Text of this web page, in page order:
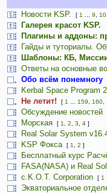
Новости KSP. [ 1 9 10
Галерея красот KSP.
Плагины и аддоны:
Гайды и туториалы.
Шаблоны: КБ,
Ответы на основные
Обо всём понемногу
Kerbal Space Program 2
Не летит! [ 1 159 160
Обсуждение новостей
Морская [ 1 2 3 4 ]
Real Solar System
KSP Фокса
[ 1 2 ]
Бесплатный курс
FASA(NASA) и Real
c.K.O.T. Corporation [ 1
Экваториальное